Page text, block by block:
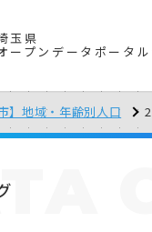
玉県
ープンデータポータル
】地域・年齢別人口